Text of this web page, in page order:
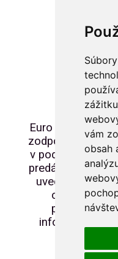
vám
obsah
Náklad:
Cena:
Euro Souvenir
zodpovednosť
v podmienkach
predávajúceho.
uvedené sú len
charakteru.
informujte